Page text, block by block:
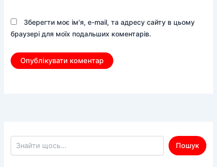
Зберегти моє ім'я, e-mail, та адресу сайту в цьому
браузері для моїх подальших коментарів.
Пошук по сайту
Пошук